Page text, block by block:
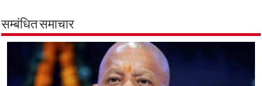
b
o
k
s
A
p
p
t
e
r
r
m
i
n
k
सम्बंधित समाचार